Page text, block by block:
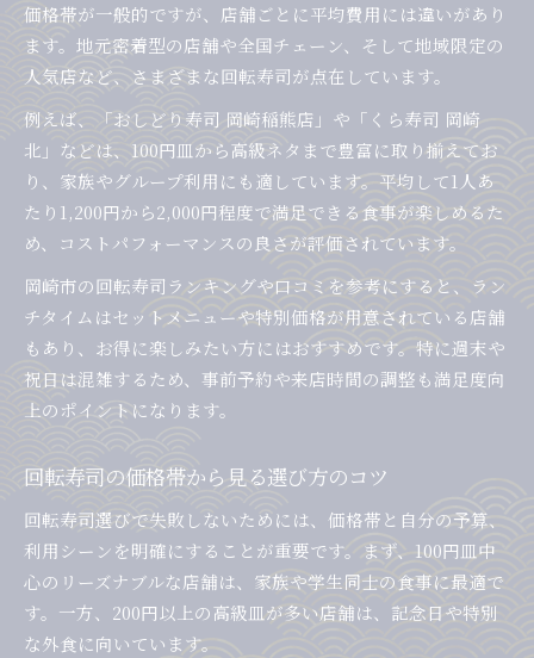
回転寿司のコスパを最大化する選び方
満足度重視の回転寿司体験実現ポイント
コストパフォーマンスに優れた回転寿司店舗選
び
岡崎市の回転寿司で得する注文方法徹底解説
回転寿司でお得な注文方法を徹底紹介
セットメニュー活用でコスパアップを狙う
タイムサービスや限定メニューの活用方法
価格帯が一般的ですが、店舗ごとに平均費用には違いがあり
ます。地元密着型の店舗や全国チェーン、そして地域限定の
人気店など、さまざまな回転寿司が点在しています。
例えば、「おしどり寿司 岡崎稲熊店」や「くら寿司 岡崎
北」などは、100円皿から高級ネタまで豊富に取り揃えてお
り、家族やグループ利用にも適しています。平均して1人あ
たり1,200円から2,000円程度で満足できる食事が楽しめるた
め、コストパフォーマンスの良さが評価されています。
岡崎市の回転寿司ランキングや口コミを参考にすると、ラン
チタイムはセットメニューや特別価格が用意されている店舗
もあり、お得に楽しみたい方にはおすすめです。特に週末や
祝日は混雑するため、事前予約や来店時間の調整も満足度向
上のポイントになります。
回転寿司の価格帯から見る選び方のコツ
回転寿司選びで失敗しないためには、価格帯と自分の予算、
利用シーンを明確にすることが重要です。まず、100円皿中
心のリーズナブルな店舗は、家族や学生同士の食事に最適で
す。一方、200円以上の高級皿が多い店舗は、記念日や特別
な外食に向いています。